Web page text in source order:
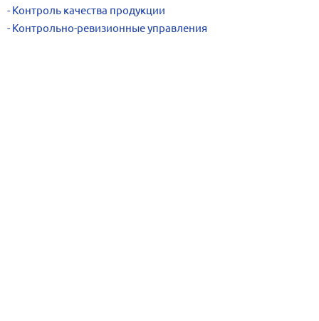
Контроль качества продукции
Контрольно-ревизионные управления